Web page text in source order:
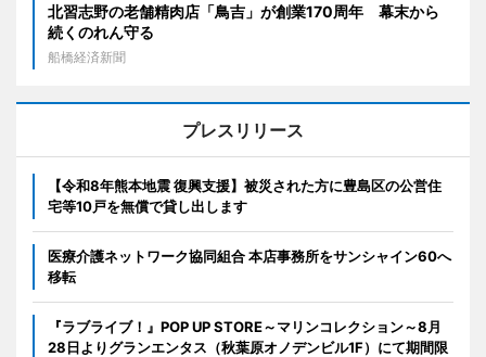
北習志野の老舗精肉店「鳥吉」が創業170周年 幕末から
続くのれん守る
船橋経済新聞
プレスリリース
【令和8年熊本地震 復興支援】被災された方に豊島区の公営住
宅等10戸を無償で貸し出します
医療介護ネットワーク協同組合 本店事務所をサンシャイン60へ
移転
『ラブライブ！』POP UP STORE～マリンコレクション～8月
28日よりグランエンタス（秋葉原オノデンビル1F）にて期間限